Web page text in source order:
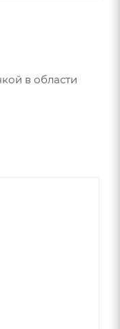
в области